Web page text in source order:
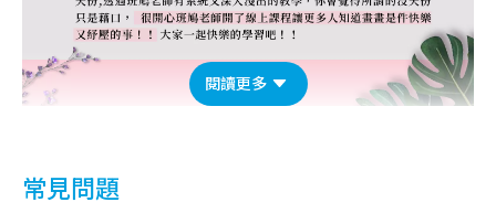
閱讀更多
常見問題